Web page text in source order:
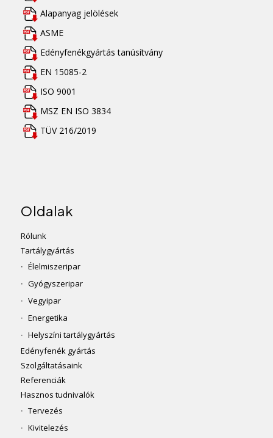
Alapanyag jelölések
ASME
Edényfenékgyártás tanúsítvány
EN 15085-2
ISO 9001
MSZ EN ISO 3834
TÜV 216/2019
Oldalak
Rólunk
Tartálygyártás
Élelmiszeripar
Gyógyszeripar
Vegyipar
Energetika
Helyszíni tartálygyártás
Edényfenék gyártás
Szolgáltatásaink
Referenciák
Hasznos tudnivalók
Tervezés
Kivitelezés